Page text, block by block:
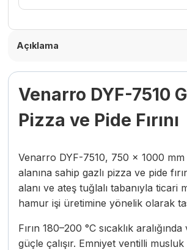
Açıklama
Venarro DYF-7510
Pizza ve Pide Fırını
Venarro DYF-7510, 750 × 1000 mm
alanına sahip gazlı pizza ve pide
alanı ve ateş tuğlalı tabanıyla ticari
hamur işi üretimine yönelik olarak
Fırın 180–200 °C sıcaklık
güçle çalışır. Emniyet ventilli musluk